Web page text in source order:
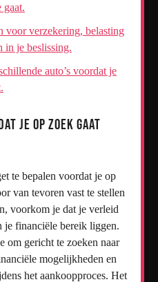
gaat.
voor verzekering, belasting
in je beslissing.
auto’s voordat je
je op zoek gaat
te bepalen voordat je op
van tevoren vast te stellen
voorkom je dat je verleid
je financiële bereik liggen.
om gericht te zoeken naar
mogelijkheden en
het aankoopproces. Het